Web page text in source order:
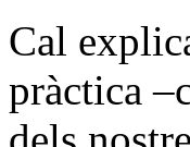
Cal
pràctica